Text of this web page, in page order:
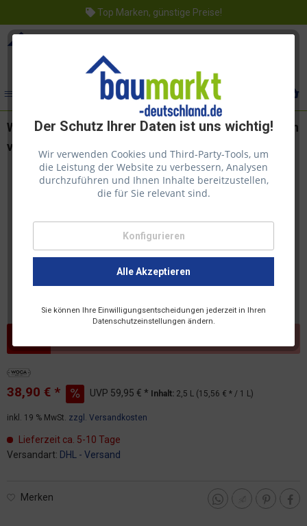
Top Marken, günstige Preise!
Der Schutz Ihrer Daten ist uns wichtig!
Wir verwenden Cookies und Third-Party-Tools, um
die Leistung der Website zu verbessern, Analysen
durchzuführen und Ihnen Inhalte bereitzustellen,
die für Sie relevant sind.
Konfigurieren
Alle Akzeptieren
Sie können Ihre Einwilligungsentscheidungen jederzeit in Ihren
Datenschutzeinstellungen ändern.
Woca Exterior Öl Natur 2,5l zum Pflegen und Färben
von Terrassendielen
38,90 € * UVP 59,95 € * Inhalt: 2,5 L (15,56 € * / 1 L)
inkl. 19 % MwSt. zzgl. Versandkosten
Lieferzeit ca. 5-10 Tage
Versandart: DHL - Versand
Merken